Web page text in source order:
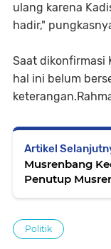
ulang karena
hadir,"
Saat dikonfirmasi
hal ini belum
Artikel
Musrenbang
Penutup
Politik